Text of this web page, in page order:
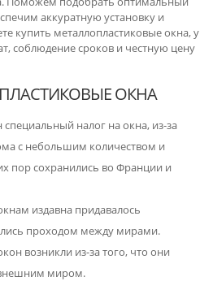
аккуратную установку и
купить металлопластиковые окна, у
соблюдение сроков и честную цену
ОКНА
налог на окна, из-за
с небольшим количеством и
пор сохранились во Франции и
издавна придавалось
проходом между мирами.
возникли из-за того, что они
миром.